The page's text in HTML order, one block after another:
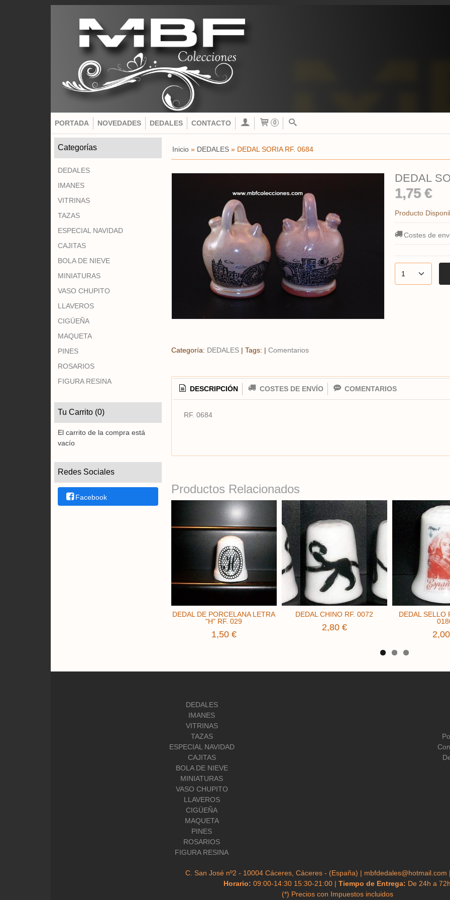
PORTADA NOVEDADES DEDALES CONTACTO 0
Categorías
DEDALES
IMANES
VITRINAS
TAZAS
ESPECIAL NAVIDAD
CAJITAS
BOLA DE NIEVE
MINIATURAS
VASO CHUPITO
LLAVEROS
CIGÜEÑA
MAQUETA
PINES
ROSARIOS
FIGURA RESINA
Tu Carrito (0)
El carrito de la compra está
vacío
Redes Sociales
Facebook
Inicio» DEDALES» DEDAL SORIA RF. 0684
DEDAL
1,75 €
Producto
Costes de
Categoría: DEDALES| Tags: | Comentarios
DESCRIPCIÓN COSTES DE ENVÍO COMENTARIOS
RF. 0684
Productos Relacionados
DEDAL DE PORCELANA LETRA
"H" RF. 029
1,50 €
DEDAL CHINO RF. 0072
2,80 €
DEDAL SELLO
DEDALES
IMANES
VITRINAS
TAZAS
ESPECIAL NAVIDAD
CAJITAS
BOLA DE NIEVE
MINIATURAS
VASO CHUPITO
LLAVEROS
CIGÜEÑA
MAQUETA
PINES
ROSARIOS
FIGURA RESINA
C. San José nº2 - 10004 Cáceres, Cáceres - (España) |
Horario:09:00-14:30 15:30-21:00 |Tiempo de Entrega: De 24h a 72h
(*) Precios con Impuestos incluidos